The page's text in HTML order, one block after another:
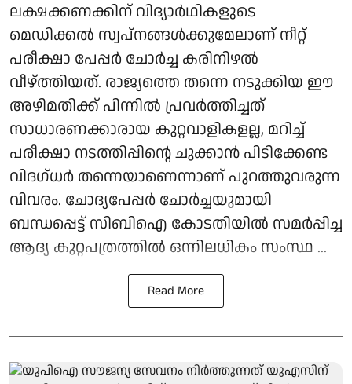
ലക്ഷക്കണക്കിന് വിദ്യാർഥികളുടെ
മെഡിക്കൽ സ്വപ്നങ്ങൾക്കുമേലാണ് നീറ്റ്
പരീക്ഷാ പേപ്പർ ചോർച്ച കരിനിഴൽ
വീഴ്ത്തിയത്. രാജ്യത്തെ തന്നെ നടുക്കിയ ഈ
അഴിമതിക്ക് പിന്നിൽ പ്രവർത്തിച്ചത്
സാധാരണക്കാരായ കുറ്റവാളികളല്ല, മറിച്ച്
പരീക്ഷാ നടത്തിപ്പിന്റെ ചുക്കാൻ പിടിക്കേണ്ട
വിദഗ്ധർ തന്നെയാണെന്നാണ് പുറത്തുവരുന്ന
വിവരം. ചോദ്യപേപ്പർ ചോർച്ചയുമായി
ബന്ധപ്പെട്ട് സിബിഐ കോടതിയിൽ സമർപ്പിച്ച
ആദ്യ കുറ്റപത്രത്തിൽ ഒന്നിലധികം സംസ്ഥ ...
Read More